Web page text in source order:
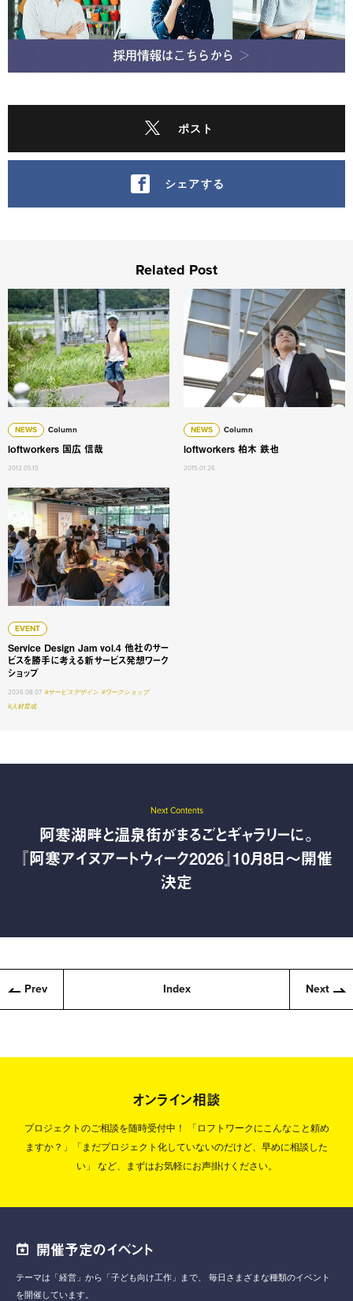
ポスト
シェアする
Related Post
NEWS Column
loftworkers 国広 信哉
2012.05.15
loftworkers 国広 信哉
NEWS Column
loftworkers 柏木 鉄也
2015.01.26
loftworkers 柏木 鉄也
EVENT
Service Design Jam vol.4 他社のサー
ビスを勝手に考える新サービス発想ワーク
ショップ
2026.08.07 #サービスデザイン #ワークショップ
#人材育成
Service Design Jam vol.4 他社のサービスを勝手に考える
Next Contents
阿寒湖畔と温泉街がまるごとギャラリーに。
『阿寒アイヌアートウィーク2026』10月8日〜開催
決定
Prev Index Next
オンライン相談
プロジェクトのご相談を随時受付中！
「ロフトワークにこんなこと頼め
ますか？」「まだプロジェクト化していないのだけど、早めに相談した
い」
など、まずはお気軽にお声掛けください。
開催予定のイベント
テーマは「経営」から「子ども向け工作」まで、
毎日さまざまな種類のイベント
を開催しています。